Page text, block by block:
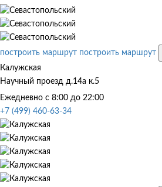
построить маршрут построить маршрут
Калужская
Научный проезд д.14а к.5
Ежедневно с 8:00 до 22:00
+7 (499) 460-63-34